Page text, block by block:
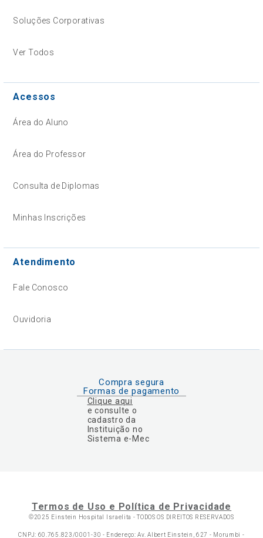
Soluções Corporativas
Ver Todos
Acessos
Área do Aluno
Área do Professor
Consulta de Diplomas
Minhas Inscrições
Atendimento
Fale Conosco
Ouvidoria
Compra segura
Formas de pagamento
Clique aqui
e consulte o
cadastro da
Instituição no
Sistema e-Mec
Termos de Uso e Política de Privacidade
©2025 Einstein Hospital Israelita -TODOS OS DIREITOS RESERVADOS
CNPJ: 60.765.823/0001-30 - Endereço: Av. Albert Einstein, 627 - Morumbi -